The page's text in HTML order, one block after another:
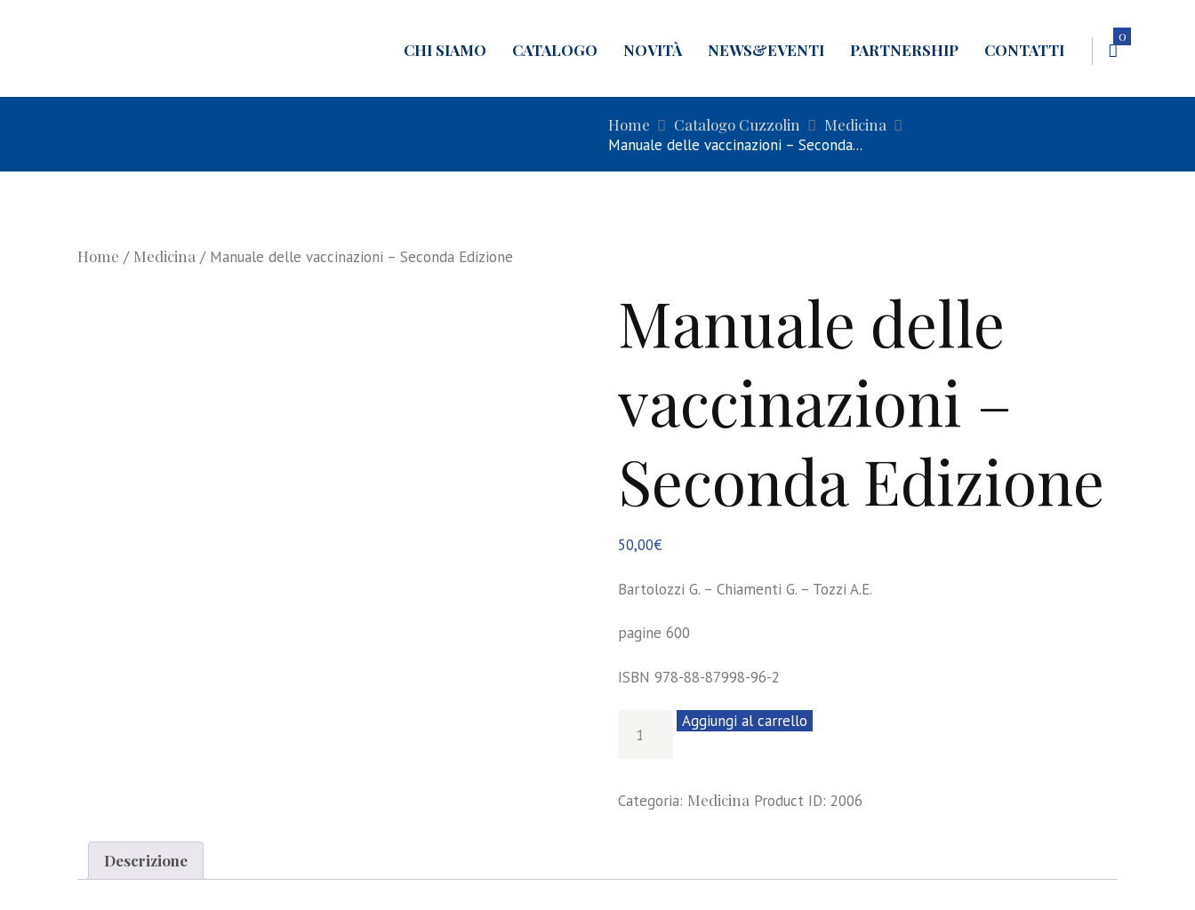
CHI SIAMO CATALOGO NOVITÀ NEWS&EVENTI PARTNERSHIP CONTATTI
0
Home Catalogo Cuzzolin
Medicina
Manuale delle vaccinazioni – Seconda...
Home / Medicina / Manuale delle vaccinazioni – Seconda Edizione
Manuale delle
vaccinazioni –
Seconda Edizione
50,00€
Bartolozzi G. – Chiamenti G. – Tozzi A.E.
pagine 600
ISBN 978-88-87998-96-2
delle
Seconda
Aggiungi al carrello
Categoria: Medicina Product ID:2006
Descrizione